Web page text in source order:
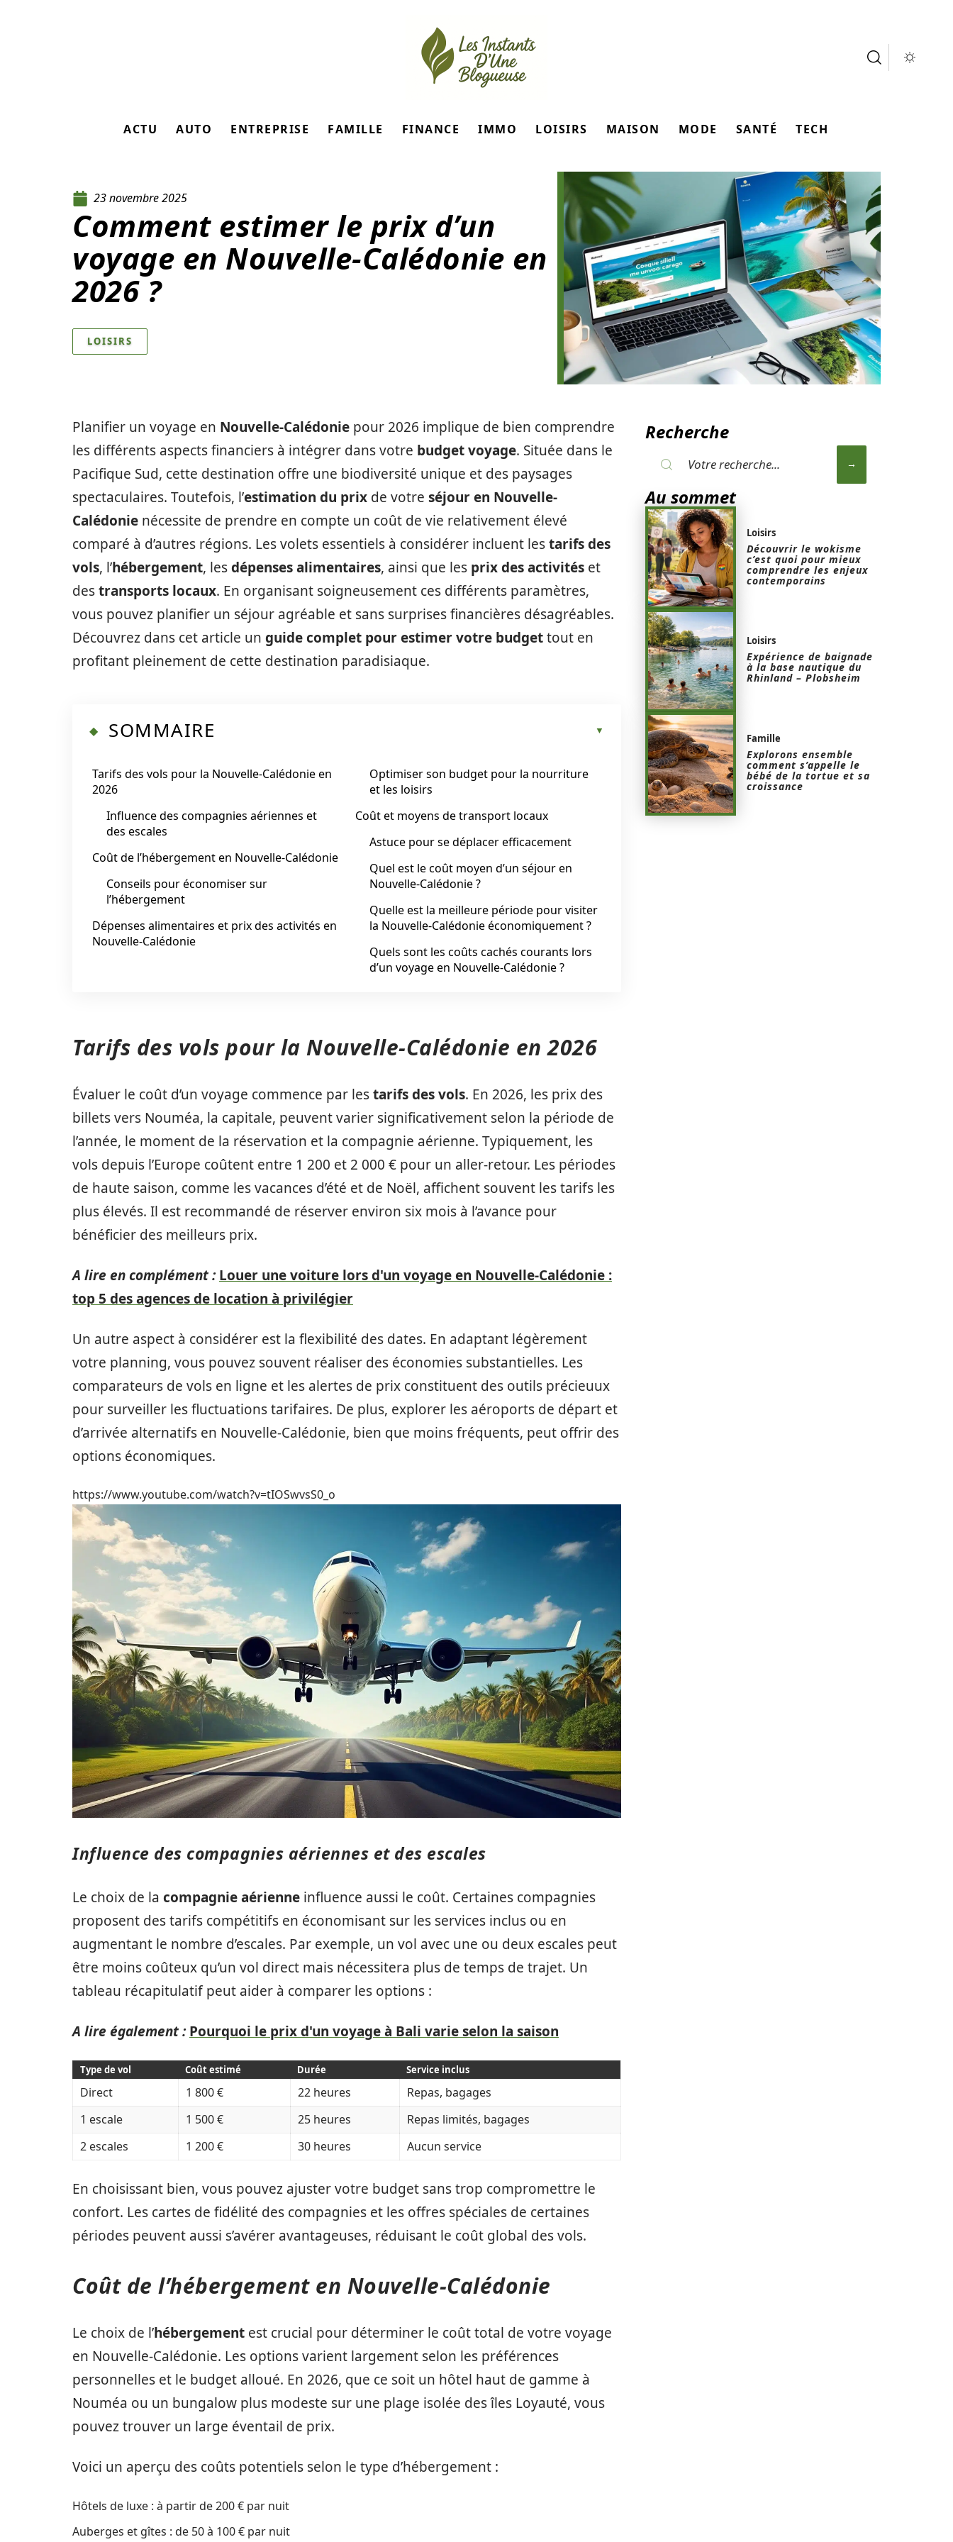
ACTU AUTO ENTREPRISE FAMILLE FINANCE IMMO LOISIRS MAISON MODE SANTÉ TECH
23 novembre 2025
Comment estimer le prix d’un
voyage en Nouvelle-Calédonie en
2026 ?
LOISIRS
Planifier un voyage en Nouvelle-Calédonie pour 2026 implique de bien comprendre
les différents aspects financiers à intégrer dans votre budget voyage. Située dans le
Pacifique Sud, cette destination offre une biodiversité unique et des paysages
spectaculaires. Toutefois, l’estimation du prix de votre séjour en Nouvelle-
Calédonie nécessite de prendre en compte un coût de vie relativement élevé
comparé à d’autres régions. Les volets essentiels à considérer incluent lestarifs des
vols, l’hébergement, lesdépenses alimentaires, ainsi que les prix des activités et
destransports locaux. En organisant soigneusement ces différents paramètres,
vous pouvez planifier un séjour agréable et sans surprises financières désagréables.
Découvrez dans cet article un guide complet pour estimer votre budgettout en
profitant pleinement de cette destination paradisiaque.
SOMMAIRE
Tarifs des vols pour la Nouvelle-Calédonie en
2026
Influence des compagnies aériennes et
des escales
Coût de l’hébergement en Nouvelle-Calédonie
Conseils pour économiser sur
l’hébergement
Dépenses alimentaires et prix des activités en
Nouvelle-Calédonie
Optimiser son budget pour la nourriture
et les loisirs
Coût et moyens de transport locaux
Astuce pour se déplacer efficacement
Quel est le coût moyen d’un séjour en
Nouvelle-Calédonie ?
Quelle est la meilleure période pour visiter
la Nouvelle-Calédonie économiquement ?
Quels sont les coûts cachés courants lors
d’un voyage en Nouvelle-Calédonie ?
Tarifs des vols pour la Nouvelle-Calédonie en 2026
Évaluer le coût d’un voyage commence par lestarifs des vols. En 2026, les prix des
billets vers Nouméa, la capitale, peuvent varier significativement selon la période de
l’année, le moment de la réservation et la compagnie aérienne. Typiquement, les
vols depuis l’Europe coûtent entre 1 200 et 2 000 € pour un aller-retour. Les périodes
de haute saison, comme les vacances d’été et de Noël, affichent souvent les tarifs les
plus élevés. Il est recommandé de réserver environ six mois à l’avance pour
bénéficier des meilleurs prix.
A lire en complément : Louer une voiture lors d'un voyage en Nouvelle-Calédonie :
top 5 des agences de location à privilégier
Un autre aspect à considérer est la flexibilité des dates. En adaptant légèrement
votre planning, vous pouvez souvent réaliser des économies substantielles. Les
comparateurs de vols en ligne et les alertes de prix constituent des outils précieuux
pour surveiller les fluctuations tarifaires. De plus, explorer les aéroports de départ et
d’arrivée alternatifs en Nouvelle-Calédonie, bien que moins fréquents, peut offrir des
options économiques.
https://www.youtube.com/watch?v=tIOSwvsS0_o
Influence des compagnies aériennes et des escales
Le choix de la compagnie aérienne influence aussi le coût. Certaines compagnies
proposent des tarifs compétitifs en économisant sur les services inclus ou en
augmentant le nombre d’escales. Par exemple, un vol avec une ou deux escales peut
être moins coûteux qu’un vol direct mais nécessitera plus de temps de trajet. Un
tableau récapitulatif peut aider à comparer les options :
A lire également : Pourquoi le prix d'un voyage à Bali varie selon la saison
Type de vol Coût estimé Durée Service inclus
Direct 1 800 € 22 heures
Repas, bagages
1 escale
1 500 € 25 heures
Repas limités, bagages
2 escales
1 200 € 30 heures Aucun service
En choisissant bien, vous pouvez ajuster votre budget sans trop compromettre le
confort. Les cartes de fidélité des compagnies et les offres spéciales de certaines
périodes peuvent aussi s’avérer avantageuses, réduisant le coût global des vols.
Coût de l’hébergement en Nouvelle-Calédonie
Le choix de l’hébergement est crucial pour déterminer le coût total de votre voyage
en Nouvelle-Calédonie. Les options varient largement selon les préférences
personnelles et le budget alloué. En 2026, que ce soit un hôtel haut de gamme à
Nouméa ou un bungalow plus modeste sur une plage isolée des îles Loyauté, vous
pouvez trouver un large éventail de prix.
Voici un aperçu des coûts potentiels selon le type d’hébergement :
Hôtels de luxe : à partir de 200 € par nuit
Auberges et gîtes : de 50 à 100 € par nuit
Recherche
Au sommet
Loisirs
Découvrir le wokisme
c’est quoi pour mieux
comprendre les enjeux
contemporains
Loisirs
Expérience de baignade
à la base nautique du
Rhinland – Plobsheim
Famille
Explorons ensemble
comment s’appelle le
bébé de la tortue et sa
croissance